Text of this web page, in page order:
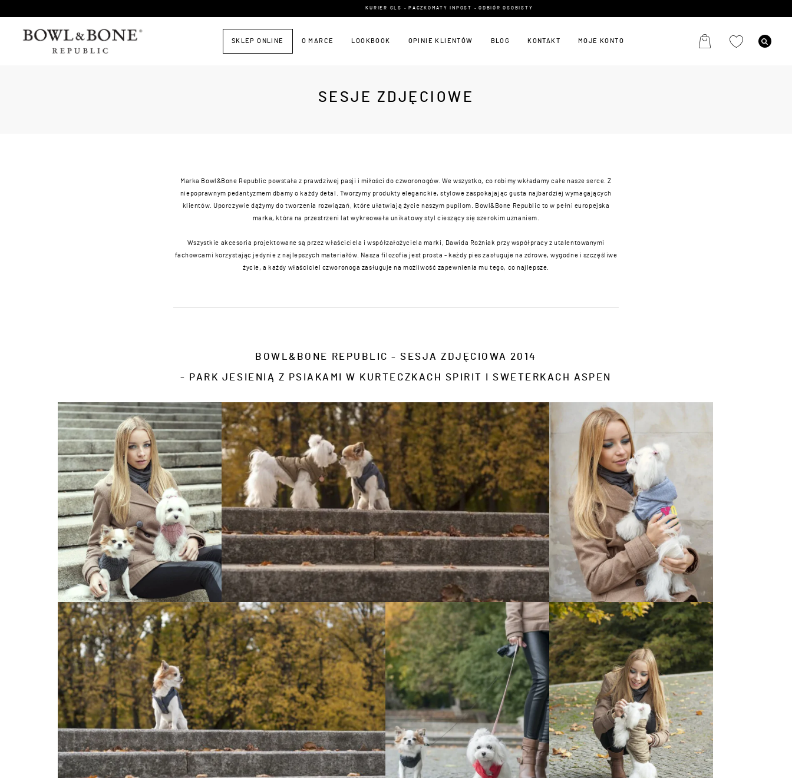
KURIER GLS • PACZKOMATY INPOST • ODBIÓR OSOBISTY
SKLEP ONLINE O MARCE LOOKBOOK OPINIE KLIENTÓW BLOG KONTAKT MOJE KONTO
SESJE ZDJĘCIOWE
Marka Bowl&Bone Republic powstała z prawdziwej pasji i miłości do czworonogów. We wszystko, co robimy wkładamy całe nasze serce. Z
niepoprawnym pedantyzmem dbamy o każdy detal. Tworzymy produkty eleganckie, stylowe zaspokajając gusta najbardziej wymagających
klientów. Uporczywie dążymy do tworzenia rozwiązań, które ułatwiają życie naszym pupilom. Bowl&Bone Republic to w pełni europejska
marka, która na przestrzeni lat wykreowała unikatowy styl cieszący się szerokim uznaniem.
Wszystkie akcesoria projektowane są przez właściciela i współzałożyciela marki, Dawida Rożniak przy współpracy z utalentowanymi
fachowcami korzystając jedynie z najlepszych materiałów. Nasza filozofia jest prosta - każdy pies zasługuje na zdrowe, wygodne i szczęśliwe
życie, a każdy właściciel czworonoga zasługuje na możliwość zapewnienia mu tego, co najlepsze.
BOWL&BONE REPUBLIC - SESJA ZDJĘCIOWA 2014
- PARK JESIENIĄ Z PSIAKAMI W KURTECZKACH SPIRIT I SWETERKACH ASPEN